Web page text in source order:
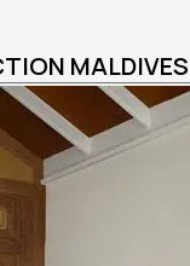
MALDIVES